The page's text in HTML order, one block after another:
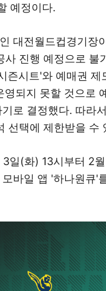
예정이다.
대전월드컵경기장
사 진행 예정으로 불
즌시트'와 예매권 제
영되지 못할 것으로
로 결정했다. 따라
선택에 제한받을 수
일(화) 13시부터 2
바일 앱 '하나원큐'